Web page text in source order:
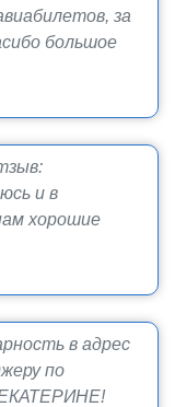
за
большое
и в
хорошие
в адрес
по